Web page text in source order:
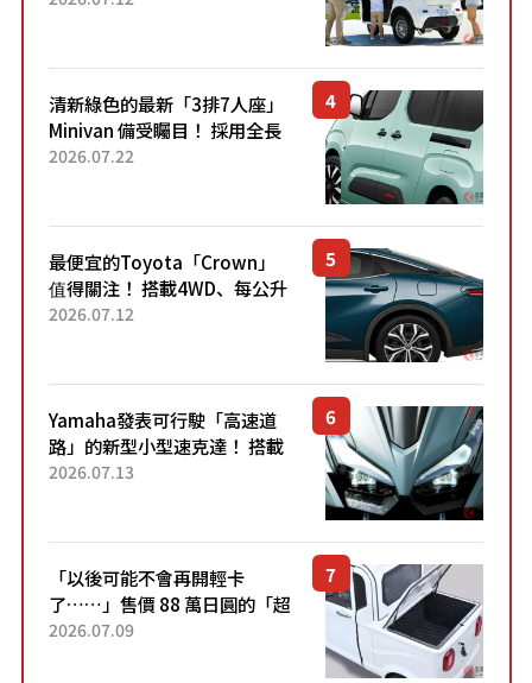
清新綠色的最新「3排7人座」
Minivan 備受矚目！ 採用全長
4.7公尺剛剛好的車身尺寸與
2026.07.22
最便宜的Toyota「Crown」
值得關注！ 搭載4WD、每公升
22.4公里低油耗表現超亮眼！
2026.07.12
Yamaha發表可行駛「高速道
路」的新型小型速克達！ 搭載
能享受超強勁「渦輪感」的動
2026.07.13
「以後可能不會再開輕卡
了……」售價 88 萬日圓的「超
迷你輕型貨車」引發兩極評
2026.07.09